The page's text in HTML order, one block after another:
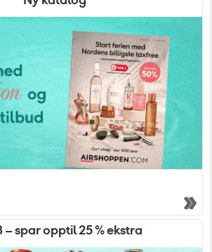
– spar opptil 25 % ekstra